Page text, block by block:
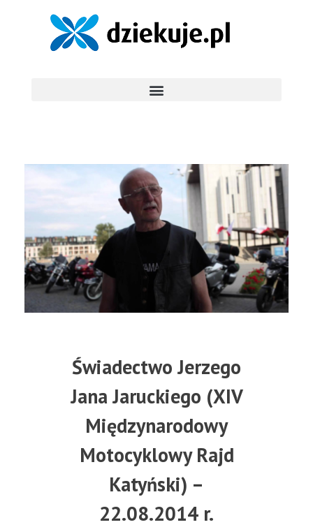
Świadectwo Jerzego
Jana Jaruckiego (XIV
Międzynarodowy
Motocyklowy Rajd
Katyński) –
22.08.2014 r.